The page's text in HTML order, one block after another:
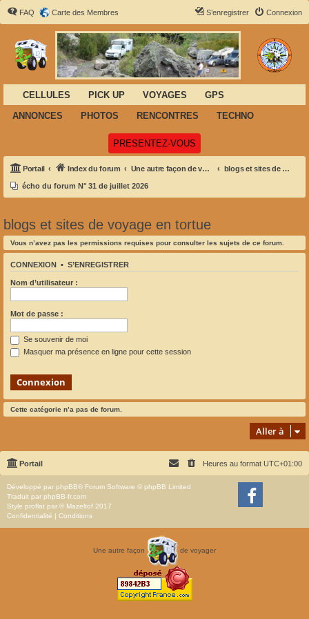
FAQ Carte des Membres Connexion
S’enregistrer
CELLULES PICK UP VOYAGES
GPS
ANNONCES
PHOTOS RENCONTRES TECHNO
PRESENTEZ-VOUS
Portail Index du forum Une autre façon de voyager blogs et sites de voyage en tortue
écho du forum N° 31 de juillet 2026
blogs et sites de voyage en tortue
Vous n’avez pas les permissions requises pour consulter les sujets de ce forum.
CONNEXION • S’ENREGISTRER
Nom d’utilisateur :
Mot de passe :
Se souvenir de moi
Masquer ma présence en ligne pour cette session
Cette catégorie n’a pas de forum.
Aller à
Portail Heures au format UTC+01:00
Développé par phpBB® Forum Software © phpBB Limited
Traduit par phpBB-fr.com
Style proflat par © Mazeltof 2017
Confidentialité | Conditions
Une autre façon de voyager